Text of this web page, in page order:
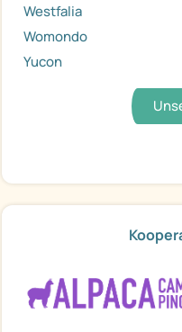
Westfalia
Womondo
Yucon